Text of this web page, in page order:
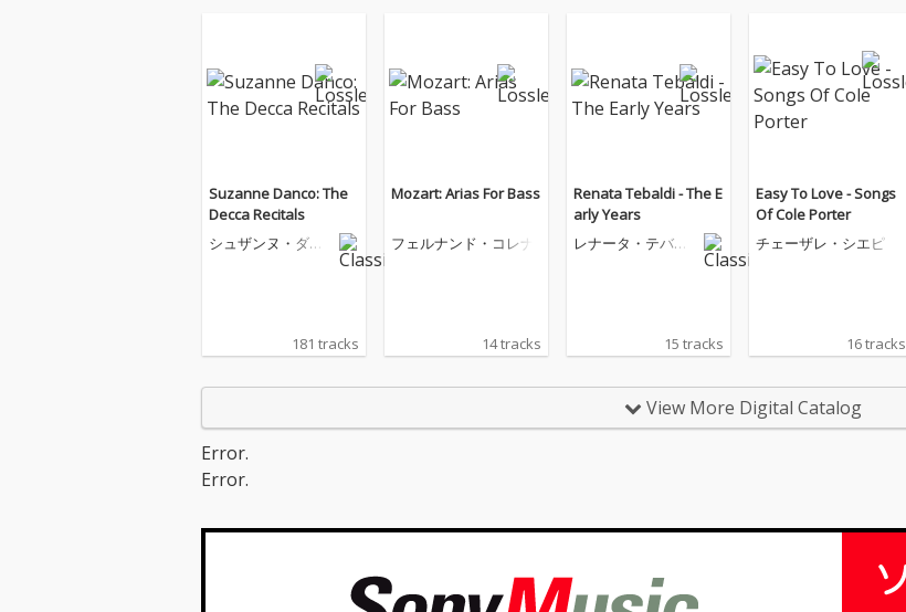
Suzanne Danco: The
Decca Recitals
シュザンヌ・ダン
181 tracks
Mozart: Arias For Bass
フェルナンド・コレナ
14 tracks
Renata Tebaldi - The E
arly Years
レナータ・テバル
15 tracks
Easy To Love - Songs
Of Cole Porter
チェーザレ・シエピ
16 tracks
View More Digital Catalog
Error.
Error.